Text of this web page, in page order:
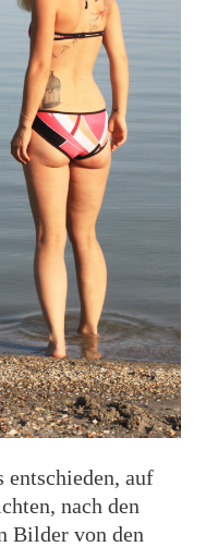
auf
nach den
Bilder von den